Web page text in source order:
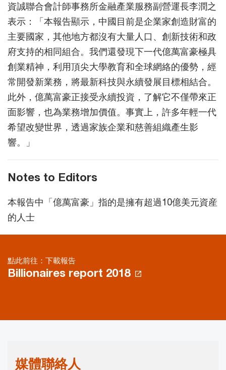
資誠聯合會計師事務所金融產業服務副營運長李潤之
表示：「本報告顯示，中國目前是企業家創造財富的
主要國家，其他地方都沒有大量人口、創新技術和政
府支持的相同組合。我們還發現下一代億萬富豪極具
創業精神，利用頂尖大學教育和全球網絡的優勢，經
常開發新業務，將最新科技與永續發展目標相結合。
此外，億萬富豪正接受永續投資，了解它不僅帶來正
面影響，也為業務增加價值。事實上，許多年輕一代
希望改變世界，透過家族企業和慈善組織產生影
響。」
Notes to Editors
本報告中「億萬富豪」指的是擁有超過10億美元資産
的人士
點此前往：下載報告
Billionaires report 2018
媒體聯絡人